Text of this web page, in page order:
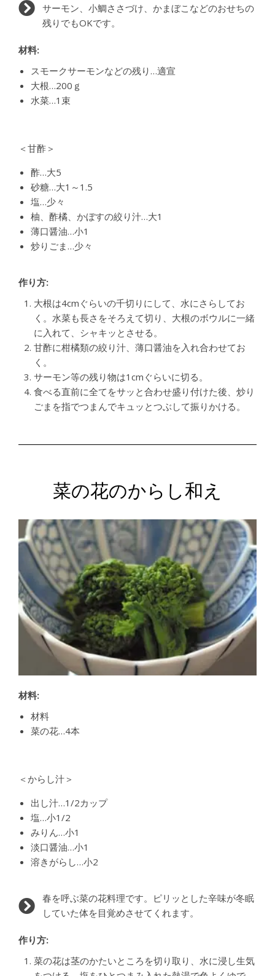
サーモン、小鯛ささづけ、かまぼこなどのおせちの
残りでもOKです。
材料:
スモークサーモンなどの残り…適宣
大根…200ｇ
水菜…1束
＜甘酢＞
酢…大5
砂糖…大1～1.5
塩…少々
柚、酢橘、かぼすの絞り汁…大1
薄口醤油…小1
炒りごま…少々
作り方:
大根は4cmぐらいの千切りにして、水にさらしてお
く。水菜も長さをそろえて切り、大根のボウルに一緒
に入れて、シャキッとさせる。
甘酢に柑橘類の絞り汁、薄口醤油を入れ合わせてお
く。
サーモン等の残り物は1cmぐらいに切る。
食べる直前に全てをサッと合わせ盛り付けた後、炒り
ごまを指でつまんでキュッとつぶして振りかける。
菜の花のからし和え
材料:
材料
菜の花…4本
＜からし汁＞
出し汁…1/2カップ
塩…小1/2
みりん…小1
淡口醤油…小1
溶きがらし…小2
春を呼ぶ菜の花料理です。ピリッとした辛味が冬眠
していた体を目覚めさせてくれます。
作り方:
菜の花は茎のかたいところを切り取り、水に浸し生気